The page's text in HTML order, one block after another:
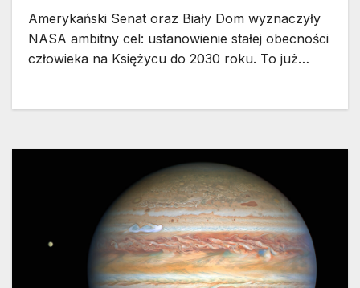
Amerykański Senat oraz Biały Dom wyznaczyły
NASA ambitny cel: ustanowienie stałej obecności
człowieka na Księżycu do 2030 roku. To już…